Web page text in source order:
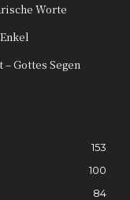
Worte
Gottes Segen
153
100
84